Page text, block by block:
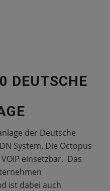
DEUTSCHE
der Deutsche
System. Die Octopus
einsetzbar. Das
ist dabei auch